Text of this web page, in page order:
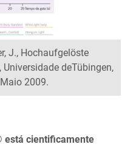
J., Hochaufgelöste
deTübingen,
2009.
está cientificamente